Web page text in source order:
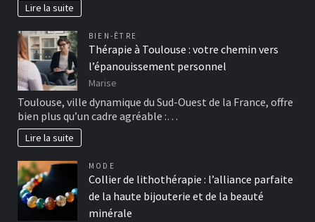
Lire la suite
BIEN-ÊTRE
Thérapie à Toulouse : votre chemin vers
l’épanouissement personnel
Marise
Toulouse, ville dynamique du Sud-Ouest de la France, offre
bien plus qu’un cadre agréable :…
Lire la suite
MODE
Collier de lithothérapie : l’alliance parfaite
de la haute bijouterie et de la beauté
minérale